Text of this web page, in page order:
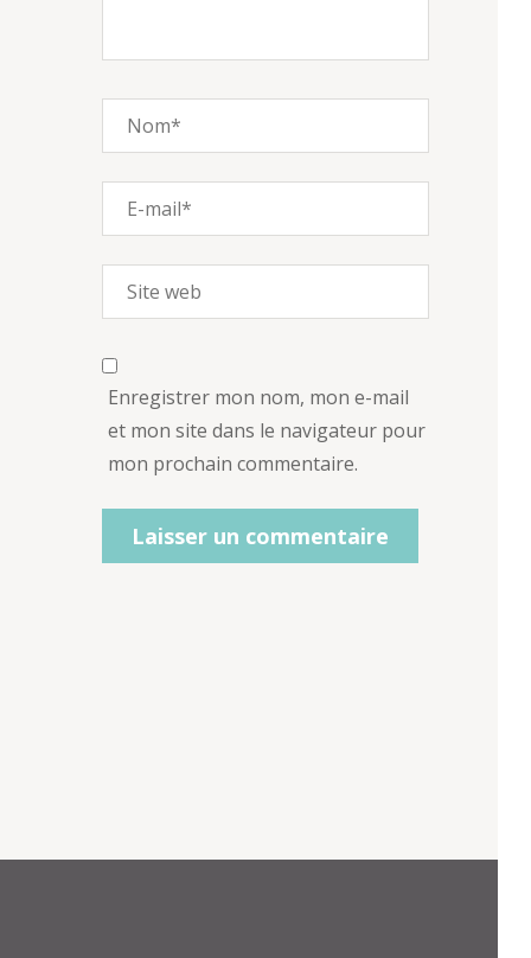
Enregistrer mon nom, mon e-mail
et mon site dans le navigateur pour
mon prochain commentaire.